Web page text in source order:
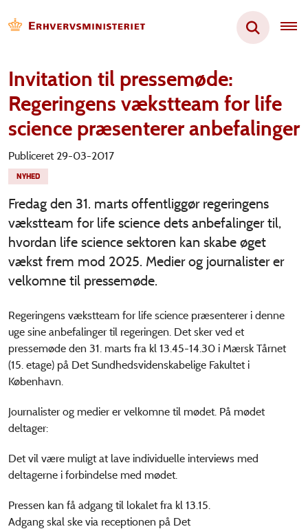
Invitation til pressemøde:
Regeringens vækstteam for life
science præsenterer anbefalinger
Publiceret 29-03-2017
NYHED
Fredag den 31. marts offentliggør regeringens
vækstteam for life science dets anbefalinger til,
hvordan life science sektoren kan skabe øget
vækst frem mod 2025. Medier og journalister er
velkomne til pressemøde.
Regeringens vækstteam for life science præsenterer i denne
uge sine anbefalinger til regeringen. Det sker ved et
pressemøde den 31. marts fra kl 13.45-14.30 i Mærsk Tårnet
(15. etage) på Det Sundhedsvidenskabelige Fakultet i
København.
Journalister og medier er velkomne til mødet. På mødet
deltager:
Det vil være muligt at lave individuelle interviews med
deltagerne i forbindelse med mødet.
Pressen kan få adgang til lokalet fra kl 13.15.
Adgang skal ske via receptionen på Det